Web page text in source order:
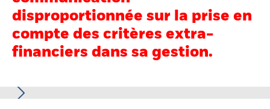
Thèmes
Education
disproportionnée sur la prise en
compte des critères extra-
financiers dans sa gestion.